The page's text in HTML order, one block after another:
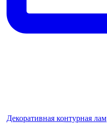
Декоративная контурная лам